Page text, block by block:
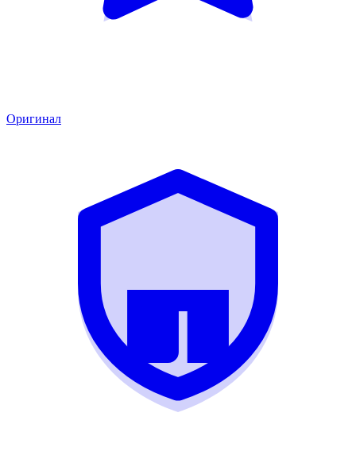
Оригинал